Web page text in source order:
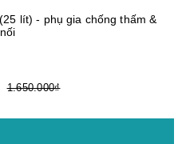
lít) - phụ gia chống thấm &
1.650.000₫